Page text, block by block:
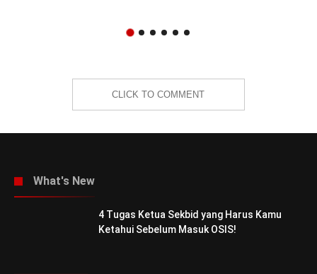
CLICK TO COMMENT
What's New
4 Tugas Ketua Sekbid yang Harus Kamu
Ketahui Sebelum Masuk OSIS!